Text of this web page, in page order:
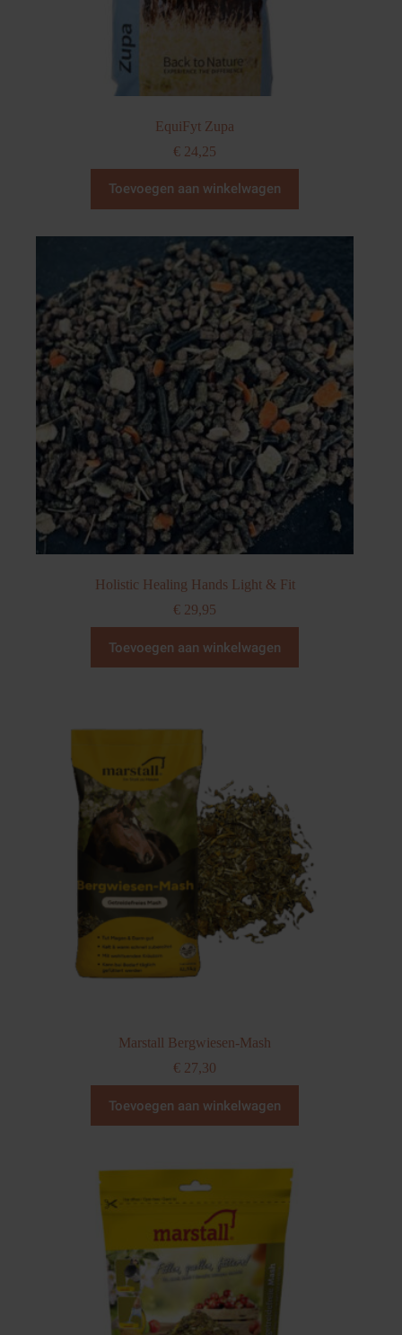
EquiFyt Zupa
€ 24,25
Toevoegen aan winkelwagen
Holistic Healing Hands Light & Fit
€ 29,95
Toevoegen aan winkelwagen
Marstall Bergwiesen-Mash
€ 27,30
Toevoegen aan winkelwagen